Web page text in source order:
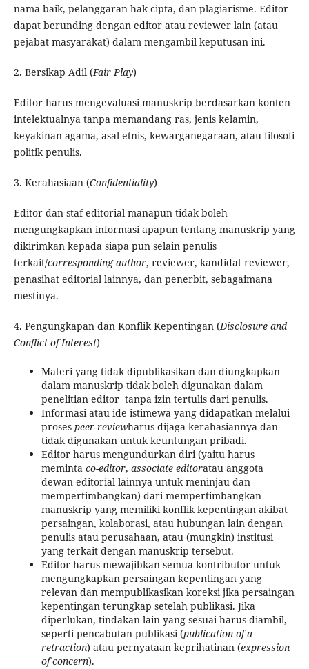
nama baik, pelanggaran hak cipta, dan plagiarisme. Editor
dapat berunding dengan editor atau reviewer lain (atau
pejabat masyarakat) dalam mengambil keputusan ini.
2. Bersikap Adil (Fair Play)
Editor harus mengevaluasi manuskrip berdasarkan konten
intelektualnya tanpa memandang ras, jenis kelamin,
keyakinan agama, asal etnis, kewarganegaraan, atau filosofi
politik penulis.
3. Kerahasiaan (Confidentiality)
Editor dan staf editorial manapun tidak boleh
mengungkapkan informasi apapun tentang manuskrip yang
dikirimkan kepada siapa pun selain penulis
terkait/corresponding author, reviewer, kandidat reviewer,
penasihat editorial lainnya, dan penerbit, sebagaimana
mestinya.
4. Pengungkapan dan Konflik Kepentingan (Disclosure and
Conflict of Interest)
Materi yang tidak dipublikasikan dan diungkapkan
dalam manuskrip tidak boleh digunakan dalam
penelitian editor tanpa izin tertulis dari penulis.
Informasi atau ide istimewa yang didapatkan melalui
proses peer-reviewharus dijaga kerahasiannya dan
tidak digunakan untuk keuntungan pribadi.
Editor harus mengundurkan diri (yaitu harus
meminta co-editor, associate editoratau anggota
dewan editorial lainnya untuk meninjau dan
mempertimbangkan) dari mempertimbangkan
manuskrip yang memiliki konflik kepentingan akibat
persaingan, kolaborasi, atau hubungan lain dengan
penulis atau perusahaan, atau (mungkin) institusi
yang terkait dengan manuskrip tersebut.
Editor harus mewajibkan semua kontributor untuk
mengungkapkan persaingan kepentingan yang
relevan dan mempublikasikan koreksi jika persaingan
kepentingan terungkap setelah publikasi. Jika
diperlukan, tindakan lain yang sesuai harus diambil,
seperti pencabutan publikasi (publication of a
retraction) atau pernyataan keprihatinan (expression
of concern).